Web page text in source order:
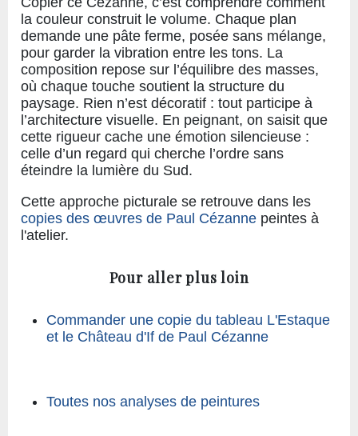
la couleur construit le volume. Chaque plan
demande une pâte ferme, posée sans mélange,
pour garder la vibration entre les tons. La
composition repose sur l’équilibre des masses,
où chaque touche soutient la structure du
paysage. Rien n’est décoratif : tout participe à
l’architecture visuelle. En peignant, on saisit que
cette rigueur cache une émotion silencieuse :
celle d’un regard qui cherche l’ordre sans
éteindre la lumière du Sud.
Cette approche picturale se retrouve dans les
copies des œuvres de Paul Cézanne peintes à
l'atelier.
Pour aller plus loin
Commander une copie du tableau L'Estaque
et le Château d'If de Paul Cézanne
Toutes nos analyses de peintures